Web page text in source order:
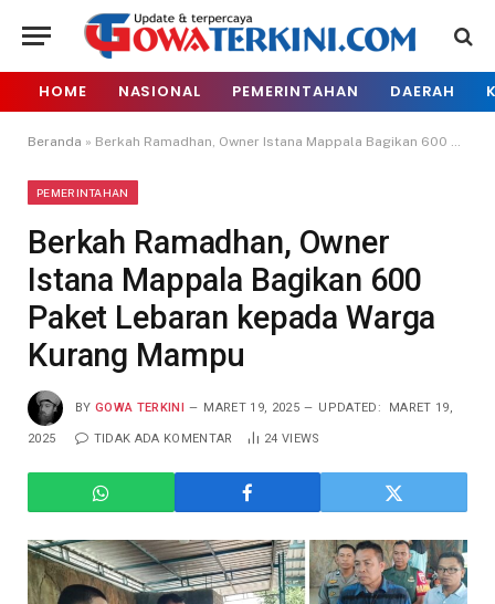
HOME NASIONAL PEMERINTAHAN DAERAH
Beranda » Berkah Ramadhan, Owner Istana Mappala Bagikan 600 Paket Lebaran kepada Warga Kurang Mampu
PEMERINTAHAN
Berkah Ramadhan, Owner
Istana Mappala Bagikan 600
Paket Lebaran kepada Warga
Kurang Mampu
BY GOWA TERKINI MARET 19, 2025 UPDATED: MARET 19,
2025 TIDAK ADA KOMENTAR 24 VIEWS